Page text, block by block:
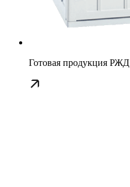
Готовая продукция РЖД